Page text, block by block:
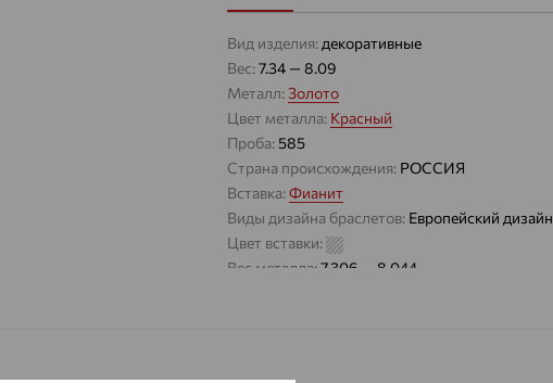
Вид изделия: декоративные
Вес:7.34 — 8.09
Металл:Золото
Цвет металла: Красный
Проба:585
Страна происхождения: РОССИЯ
Вставка:Фианит
Виды дизайна браслетов: Европейский дизайн
Цвет вставки:
Вес металла:7.306 — 8.044